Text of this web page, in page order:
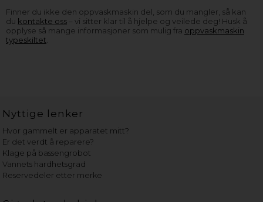
Finner du ikke den oppvaskmaskin del, som du mangler, så kan
du kontakte oss– vi sitter klar til å hjelpe og veilede deg! Husk å
opplyse så mange informasjoner som mulig fra oppvaskmaskin
typeskiltet
Nyttige lenker
Hvor gammelt er apparatet mitt?
Er det verdt å reparere?
Klage på bassengrobot
Vannets hardhetsgrad
Reservedeler etter merke